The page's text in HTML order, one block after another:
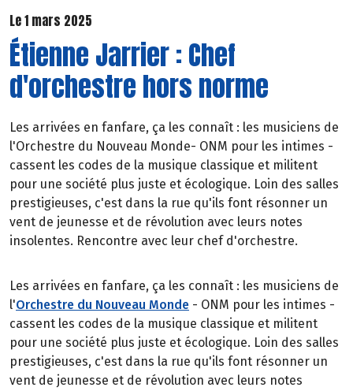
Le 1 mars 2025
Étienne Jarrier : Chef
d'orchestre hors norme
Les arrivées en fanfare, ça les connaît : les musiciens de
l'Orchestre du Nouveau Monde- ONM pour les intimes -
cassent les codes de la musique classique et militent
pour une société plus juste et écologique. Loin des salles
prestigieuses, c'est dans la rue qu'ils font résonner un
vent de jeunesse et de révolution avec leurs notes
insolentes. Rencontre avec leur chef d'orchestre.
Les arrivées en fanfare, ça les connaît : les musiciens de
l'Orchestre du Nouveau Monde - ONM pour les intimes -
cassent les codes de la musique classique et militent
pour une société plus juste et écologique. Loin des salles
prestigieuses, c'est dans la rue qu'ils font résonner un
vent de jeunesse et de révolution avec leurs notes